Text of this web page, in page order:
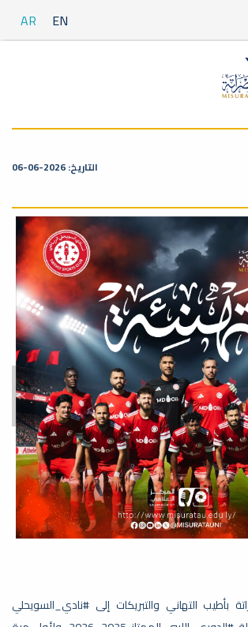
AR EN
التاريخ: 2026-06-06
»
بأطيب التهاني والتبريكات إلى #نادي_السويحلي